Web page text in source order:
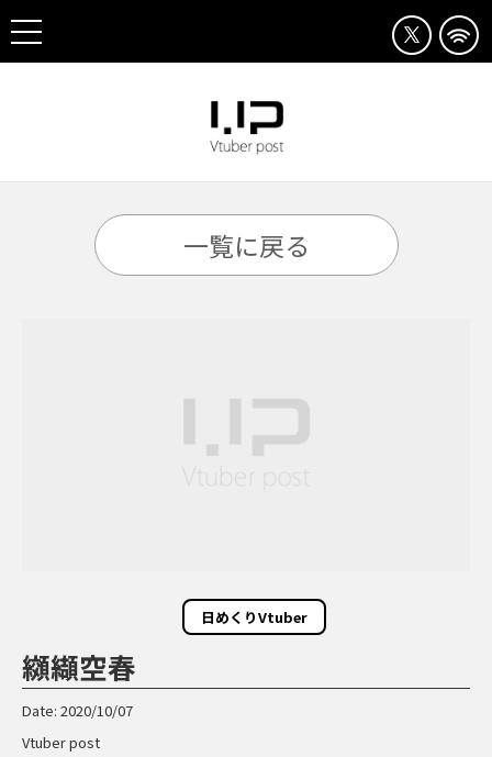
一覧に戻る
日めくりVtuber
纐纈空春
Date: 2020/10/07
Vtuber post